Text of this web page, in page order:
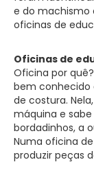
e do machismo
oficinas de
Oficinas de
Oficina por
bem conhecido
de costura.
máquina e
bordadinhos, a
Numa oficina
produzir peças